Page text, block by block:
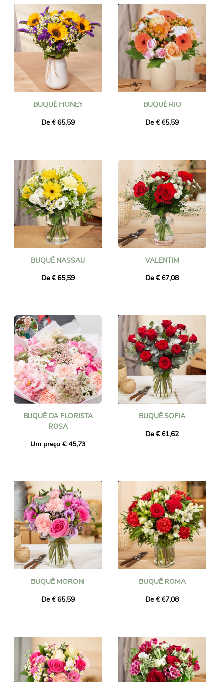
BUQUÊ HONEY
De € 65,59
BUQUÊ RIO
De € 65,59
BUQUÊ NASSAU
De € 65,59
VALENTIM
De € 67,08
BUQUÊ DA FLORISTA
ROSA
Um preço € 45,73
BUQUÊ SOFIA
De € 61,62
BUQUÊ MORONI
De € 65,59
BUQUÊ ROMA
De € 67,08